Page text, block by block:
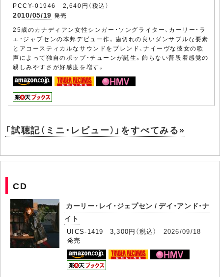
PCCY-01946 2,640円（税込）
2010/05/19 発売
25歳のカナディアン女性シンガー・ソングライター、カーリー・ラ
エ・ジャプセンの本邦デビュー作。歯切れの良いダンサブルな要素
とアコースティカルなサウンドをブレンド、ナイーヴな彼女の歌
声によって独自のポップ・チューンが誕生。飾らない普段着感覚の
親しみやすさが好感度を増す。
「試聴記（ミニ・レビュー）」をすべてみる»
CD
カーリー・レイ・ジェプセン / デイ・アンド・ナ
イト
UICS-1419 3,300円（税込） 2026/09/18
発売